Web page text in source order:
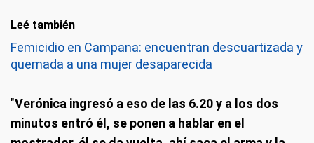
Leé también
Femicidio en Campana: encuentran descuartizada y
quemada a una mujer desaparecida
"Verónica ingresó a eso de las 6.20 y a los dos
minutos entró él, se ponen a hablar en el